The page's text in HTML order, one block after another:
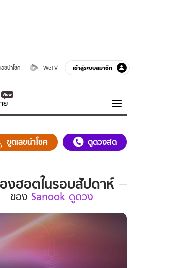
ลขนำโชค WeTV เข้าสู่ระบบสมาชิก
ย
ความรู้รอบตัว
ฮาวทู
ขูดเลขนำโชค ดูดวงสด
องฮอตในรอบสัปดาห์
ของ Sanook ดูดวง